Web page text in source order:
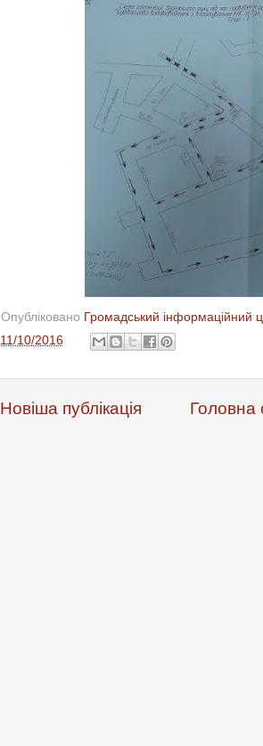
Опубліковано Громадський інформаційний
11/10/2016
Новіша публікація Головна